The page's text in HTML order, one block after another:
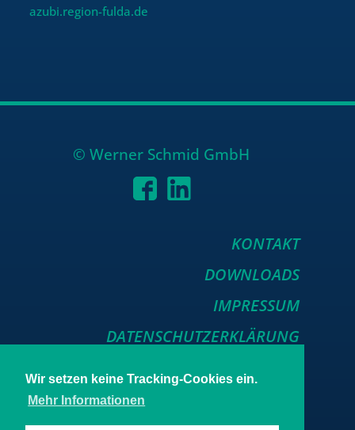
Wir setzen keine Tracking-Cookies ein.
Mehr Informationen
azubi.region-fulda.de
© Wer­ner Schmid GmbH
KONTAKT
DOWNLOADS
IMPRESSUM
DATENSCHUTZERKLÄRUNG